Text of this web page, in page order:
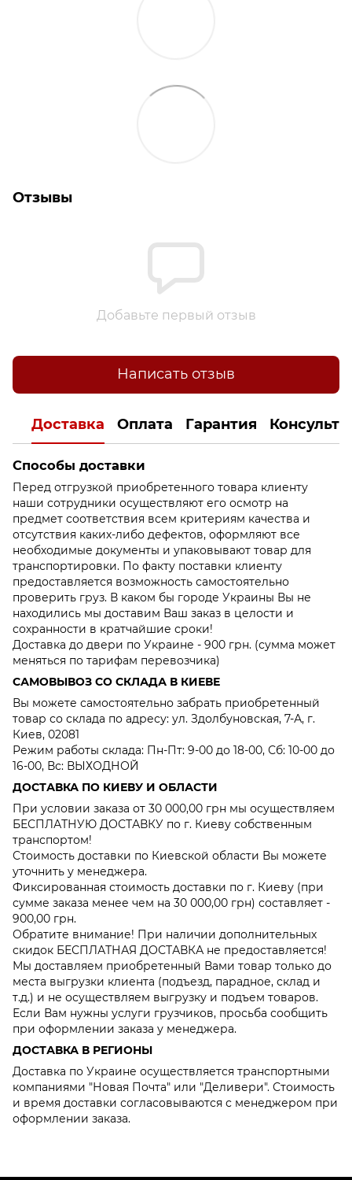
Отзывы
Добавьте первый отзыв
Написать отзыв
Доставка Оплата Гарантия
Способы доставки
Перед отгрузкой приобретенного товара клиенту
наши сотрудники осуществляют его осмотр на
предмет соответствия всем критериям качества и
отсутствия каких-либо дефектов, оформляют все
необходимые документы и упаковывают товар для
транспортировки. По факту поставки клиенту
предоставляется возможность самостоятельно
проверить груз. В каком бы городе Украины Вы не
находились мы доставим Ваш заказ в целости и
сохранности в кратчайшие сроки!
Доставка до двери по Украине - 900 грн. (сумма может
меняться по тарифам перевозчика)
САМОВЫВОЗ СО СКЛАДА В КИЕВЕ
Вы можете самостоятельно забрать приобретенный
товар со склада по адресу: ул. Здолбуновская, 7-А, г.
Киев, 02081
Режим работы склада: Пн-Пт: 9-00 до 18-00, Сб: 10-00 до
16-00, Вс: ВЫХОДНОЙ
ДОСТАВКА ПО КИЕВУ И ОБЛАСТИ
При условии заказа от 30 000,00 грн мы осуществляем
БЕСПЛАТНУЮ ДОСТАВКУ по г. Киеву собственным
транспортом!
Стоимость доставки по Киевской области Вы можете
уточнить у менеджера.
Фиксированная стоимость доставки по г. Киеву (при
сумме заказа менее чем на 30 000,00 грн) составляет -
900,00 грн.
Обратите внимание! При наличии дополнительных
скидок БЕСПЛАТНАЯ ДОСТАВКА не предоставляется!
Мы доставляем приобретенный Вами товар только до
места выгрузки клиента (подъезд, парадное, склад и
т.д.) и не осуществляем выгрузку и подъем товаров.
Если Вам нужны услуги грузчиков, просьба сообщить
при оформлении заказа у менеджера.
ДОСТАВКА В РЕГИОНЫ
Доставка по Украине осуществляется транспортными
компаниями "Новая Почта" или "Деливери". Стоимость
и время доставки согласовываются с менеджером при
оформлении заказа.